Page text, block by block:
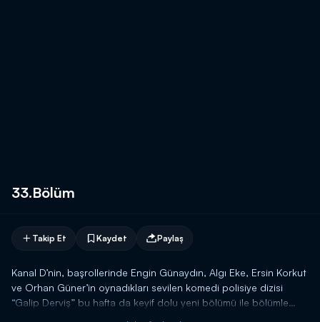
33.Bölüm
Takip Et Kaydet Paylaş
Kanal D’nin, başrollerinde Engin Günaydın, Algı Eke, Ersin Korkut
ve Orhan Güner’in oynadıkları sevilen komedi polisiye dizisi
“Galip Derviş” bu hafta da keyif dolu yeni bölümü ile bölümle